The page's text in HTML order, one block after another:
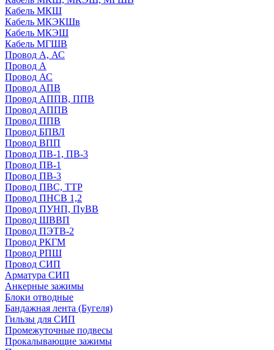
Кабель МКШ
Кабель МКЭКШв
Кабель МКЭШ
Кабель МГШВ
Провод А, АС
Провод А
Провод АС
Провод АПВ
Провод АППВ, ППВ
Провод АППВ
Провод ППВ
Провод БПВЛ
Провод ВПП
Провод ПВ-1, ПВ-3
Провод ПВ-1
Провод ПВ-3
Провод ПВС, ТТР
Провод ПНСВ 1,2
Провод ПУНП, ПуВВ
Провод ШВВП
Провод ПЭТВ-2
Провод РКГМ
Провод РПШ
Провод СИП
Арматура СИП
Анкерные зажимы
Блоки отводные
Бандажная лента (Бугеля)
Гильзы для СИП
Промежуточные подвесы
Прокалывающие зажимы